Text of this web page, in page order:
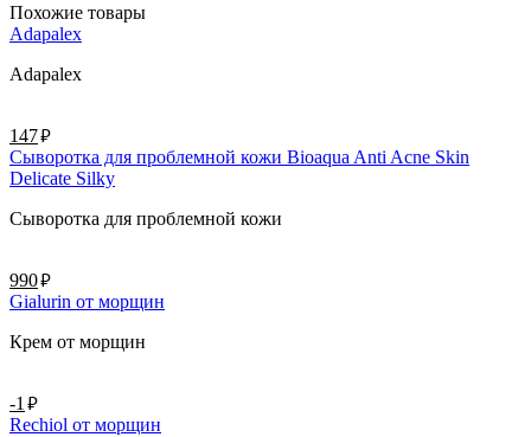
Похожие товары
Adapalex
Adapalex
147руб.
Сыворотка для проблемной кожи Bioaqua Anti Acne Skin
Delicate Silky
Сыворотка для проблемной кожи
990руб.
Gialurin от морщин
Крем от морщин
-1 руб.
Rechiol от морщин